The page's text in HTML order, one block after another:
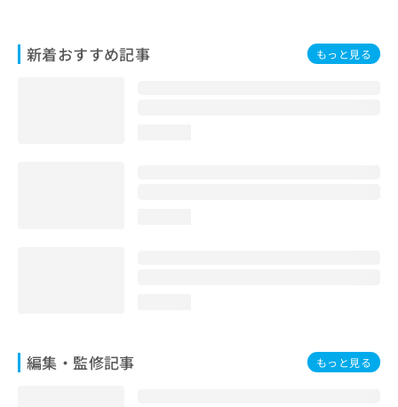
新着おすすめ記事 もっと見る
編集・監修記事 もっと見る
い
合